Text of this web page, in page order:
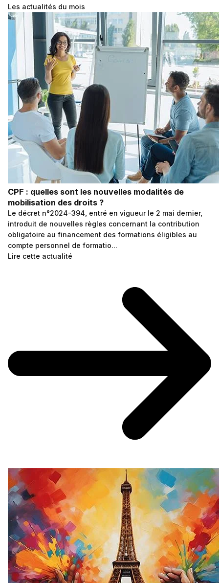
Les actualités du mois
CPF : quelles sont les nouvelles modalités de
mobilisation des droits ?
Le décret n°2024-394, entré en vigueur le 2 mai dernier,
introduit de nouvelles règles concernant la contribution
obligatoire au financement des formations éligibles au
compte personnel de formatio...
Lire cette actualité